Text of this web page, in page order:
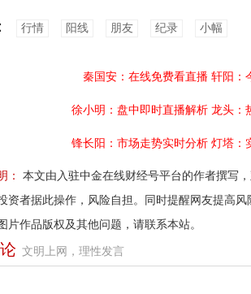
行情 阳线 朋友 纪录 小幅
秦国安：在线免费看直播 轩阳：
徐小明：盘中即时直播解析 龙头：
锋长阳：市场走势实时分析 灯塔：
：
本文由入驻中金在线财经号平台的作者撰写
资者据此操作，风险自担。同时提醒网友提高
片作品版权及其他问题，请联系本站。
文明上网，理性发言